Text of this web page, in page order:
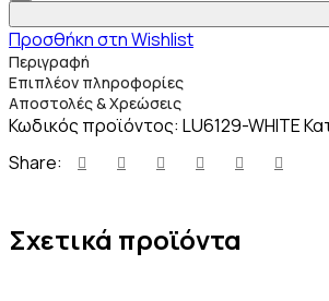
Προσθήκη στη Wishlist
Περιγραφή
Επιπλέον πληροφορίες
Αποστολές & Χρεώσεις
Κωδικός προϊόντος: LU6129-WHITE
Share:
Σχετικά προϊόντα